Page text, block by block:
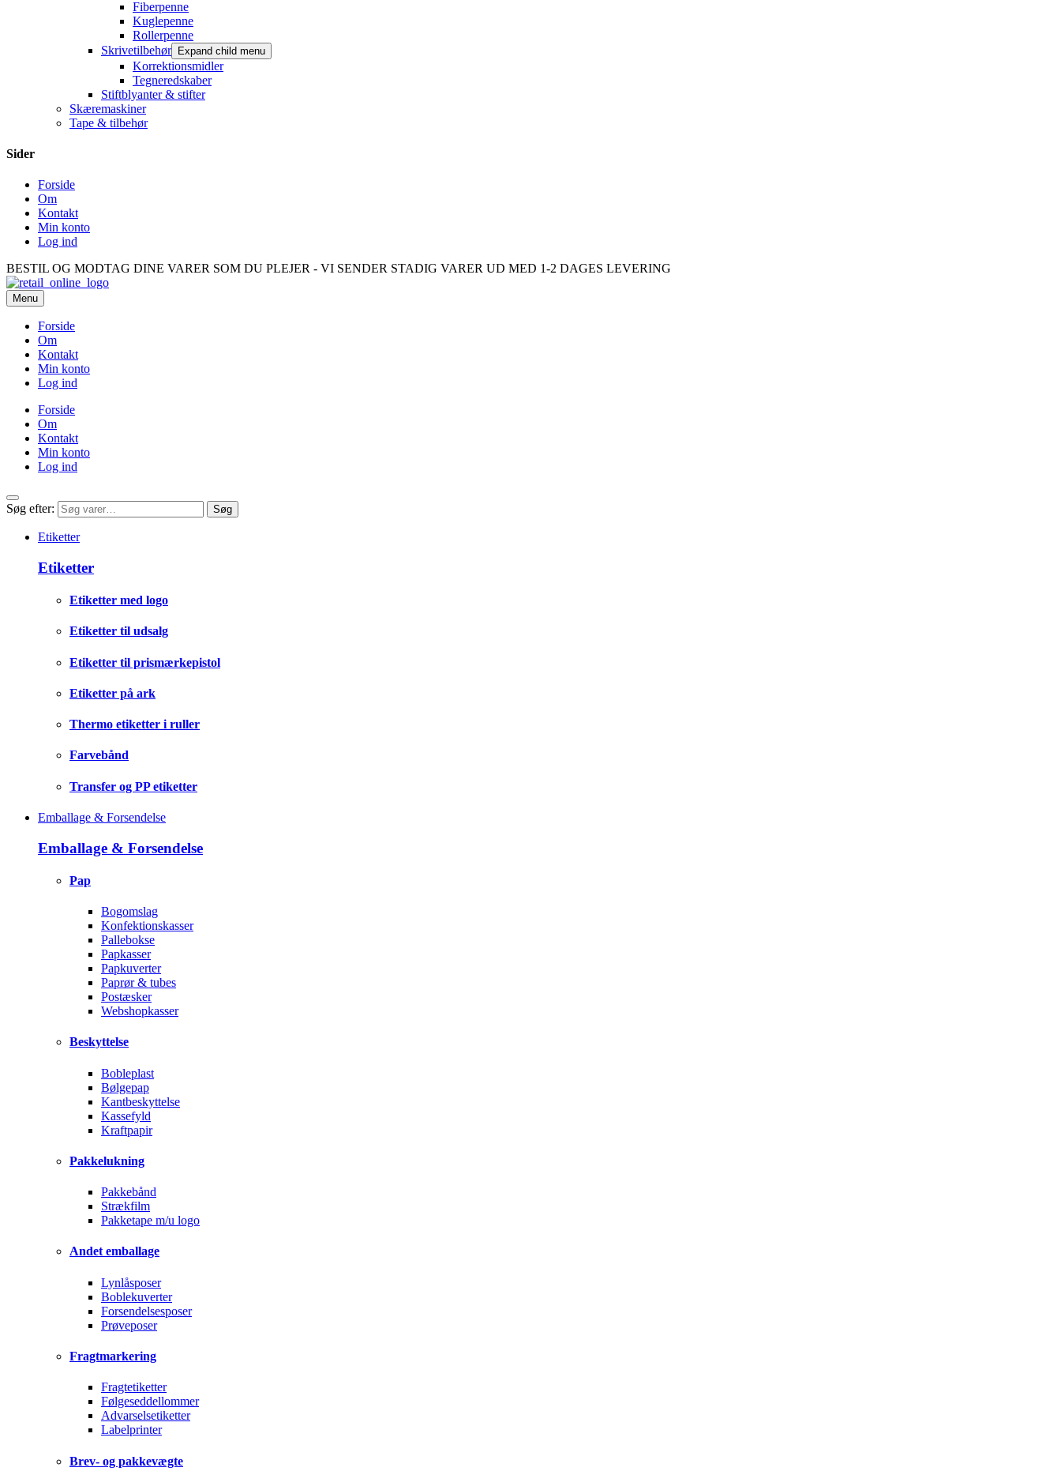
Fiberpenne
Kuglepenne
Rollerpenne
Skrivetilbehør Expand child menu
Korrektionsmidler
Tegneredskaber
Stiftblyanter & stifter
Skæremaskiner
Tape & tilbehør
Sider
Forside
Om
Kontakt
Min konto
Log ind
BESTIL OG MODTAG DINE VARER SOM DU PLEJER - VI SENDER STADIG VARER UD MED 1-2 DAGES LEVERING
Menu
Forside
Om
Kontakt
Min konto
Log ind
Forside
Om
Kontakt
Min konto
Log ind
Søg efter: Søg
Etiketter
Etiketter
Etiketter med logo
Etiketter til udsalg
Etiketter til prismærkepistol
Etiketter på ark
Thermo etiketter i ruller
Farvebånd
Transfer og PP etiketter
Emballage & Forsendelse
Emballage & Forsendelse
Pap
Bogomslag
Konfektionskasser
Pallebokse
Papkasser
Papkuverter
Paprør & tubes
Postæsker
Webshopkasser
Beskyttelse
Bobleplast
Bølgepap
Kantbeskyttelse
Kassefyld
Kraftpapir
Pakkelukning
Pakkebånd
Strækfilm
Pakketape m/u logo
Andet emballage
Lynlåsposer
Boblekuverter
Forsendelsesposer
Prøveposer
Fragtmarkering
Fragtetiketter
Følgeseddellommer
Advarselsetiketter
Labelprinter
Brev- og pakkevægte